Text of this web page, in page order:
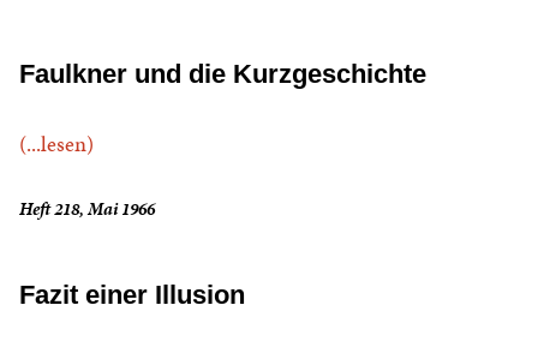
Faulkner und die Kurzgeschichte
(...lesen)
Heft 218, Mai 1966
Fazit einer Illusion